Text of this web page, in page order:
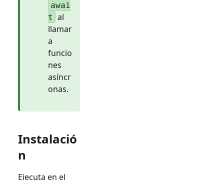
awai
t al
llamar
a
funcio
nes
asíncr
onas.
Instalació
n
Ejecuta en el